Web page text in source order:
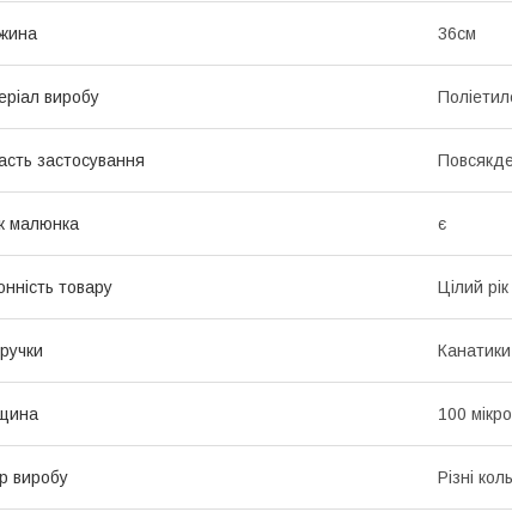
36см
виробу
застосування
малюнка є
товару Цілий рік
Канатики
100
виробу Різні